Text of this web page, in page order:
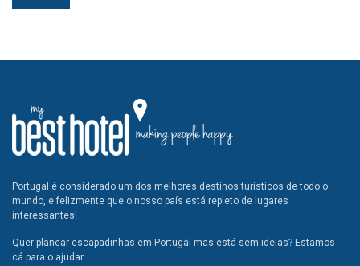
Portugal é considerado um dos melhores destinos túristicos de todo o
mundo, e felizmente que o nosso país está repleto de lugares
interessantes!
Quer planear escapadinhas em Portugal mas está sem ideias? Estamos
cá para o ajudar.